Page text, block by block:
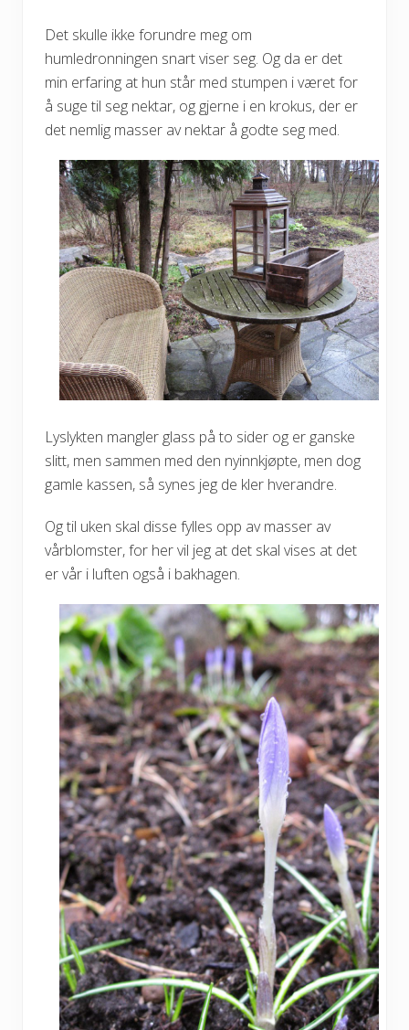
Det skulle ikke forundre meg om
humledronningen snart viser seg. Og da er det
min erfaring at hun står med stumpen i været for
å suge til seg nektar, og gjerne i en krokus, der er
det nemlig masser av nektar å godte seg med.
Lyslykten mangler glass på to sider og er ganske
slitt, men sammen med den nyinnkjøpte, men dog
gamle kassen, så synes jeg de kler hverandre.
Og til uken skal disse fylles opp av masser av
vårblomster, for her vil jeg at det skal vises at det
er vår i luften også i bakhagen.